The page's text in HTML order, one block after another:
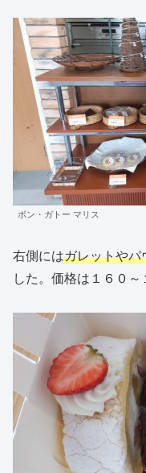
ボン・ガトー マリス
右側にはガレットやパ
した。価格は１６０～